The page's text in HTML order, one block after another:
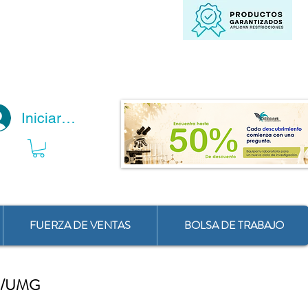
Iniciar Sesión
FUERZA DE VENTAS BOLSA DE TRABAJO
UMG